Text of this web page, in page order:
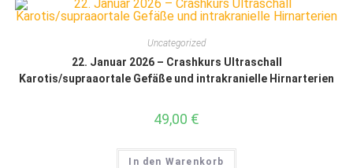
Uncategorized
22. Januar 2026 – Crashkurs Ultraschall
Karotis/supraaortale Gefäße und intrakranielle Hirnarterien
49,00 €
In den Warenkorb